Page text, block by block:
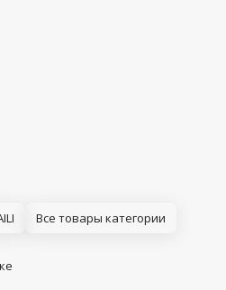
Все товары категории